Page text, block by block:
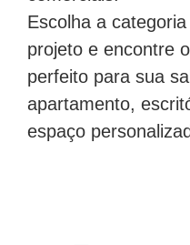
Escolha a
projeto e encontre
perfeito para sua
apartamento,
espaço